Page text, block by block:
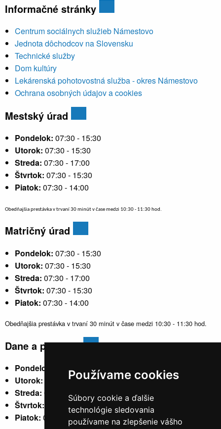
Používame cookies
Súbory cookie a ďalšie
technológie sledovania
používame na zlepšenie vášho
Informačné stránky
Centrum sociálnych služieb Námestovo
Jednota dôchodcov na Slovensku
Technické služby
Dom kultúry
Lekárenská pohotovostná služba - okres Námestovo
Ochrana osobných údajov a cookies
Mestský úrad
Pondelok: 07:30 - 15:30
Utorok: 07:30 - 15:30
Streda: 07:30 - 17:00
Štvrtok: 07:30 - 15:30
Piatok: 07:30 - 14:00
Obedňajšia prestávka v trvaní 30 minút v čase medzi 10:30 - 11:30 hod.
Matričný úrad
Pondelok: 07:30 - 15:30
Utorok: 07:30 - 15:30
Streda: 07:30 - 17:00
Štvrtok: 07:30 - 15:30
Piatok: 07:30 - 14:00
Obedňajšia prestávka v trvaní 30 minút v čase medzi 10:30 - 11:30 hod.
Dane a poplatky
Pondelok:
07:30 - 15:30
Utorok:
nestránkový
Streda: 07:30 - 17:00
Štvrtok:
nestránkový
Piatok: 07:30 - 14:00